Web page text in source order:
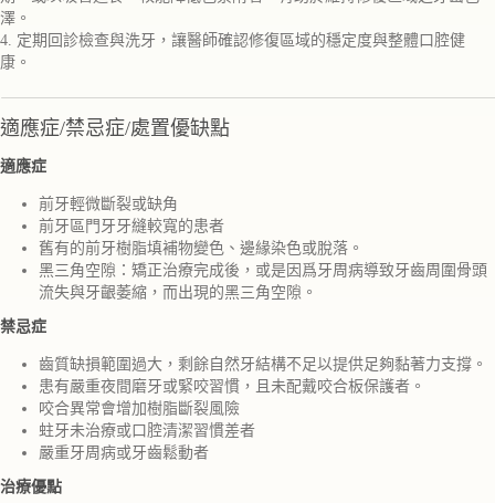
澤。
4. 定期回診檢查與洗牙，讓醫師確認修復區域的穩定度與整體口腔健
康。
適應症/禁忌症/處置優缺點
適應症
前牙輕微斷裂或缺角
前牙區門牙牙縫較寬的患者
舊有的前牙樹脂填補物變色、邊緣染色或脫落。
黑三角空隙：矯正治療完成後，或是因爲牙周病導致牙齒周圍骨頭
流失與牙齦萎縮，而出現的黑三角空隙。
禁忌症
齒質缺損範圍過大，剩餘自然牙結構不足以提供足夠黏著力支撐。
患有嚴重夜間磨牙或緊咬習慣，且未配戴咬合板保護者。
咬合異常會增加樹脂斷裂風險
蛀牙未治療或口腔清潔習慣差者
嚴重牙周病或牙齒鬆動者
治療優點